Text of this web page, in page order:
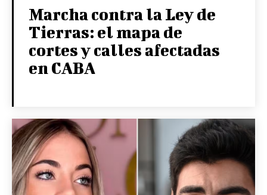
Marcha contra la Ley de
Tierras: el mapa de
cortes y calles afectadas
en CABA